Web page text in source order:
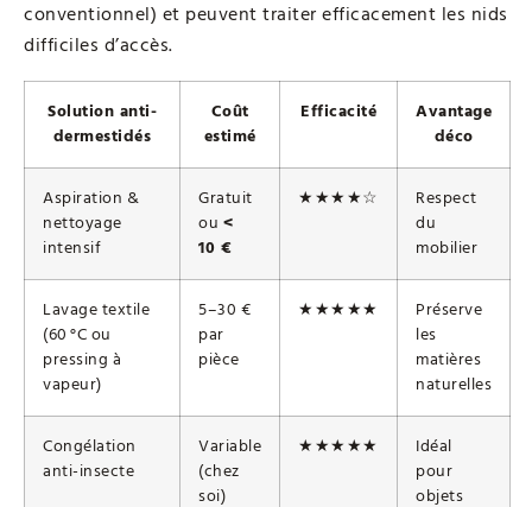
conventionnel) et peuvent traiter efficacement les nids
difficiles d’accès.
Solution anti-
dermestidés
Coût
estimé
Efficacité
Avantage
déco
Aspiration &
nettoyage
intensif
Gratuit
ou <
10 €
★★★★☆
Respect
du
mobilier
Lavage textile
(60 °C ou
pressing à
vapeur)
5–30 €
par
pièce
★★★★★
Préserve
les
matières
naturelles
Congélation
anti-insecte
Variable
(chez
soi)
★★★★★
Idéal
pour
objets